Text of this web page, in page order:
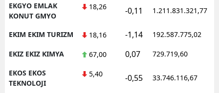
EKGYO EMLAK
KONUT GMYO
18,26 -0,11 1.211.831.321,77
EKIM EKIM TURIZM 18,16 -1,14 192.587.775,02
EKIZ EKIZ KIMYA 67,00 0,07 729.719,60
EKOS EKOS
TEKNOLOJI
5,40 -0,55 33.746.116,67